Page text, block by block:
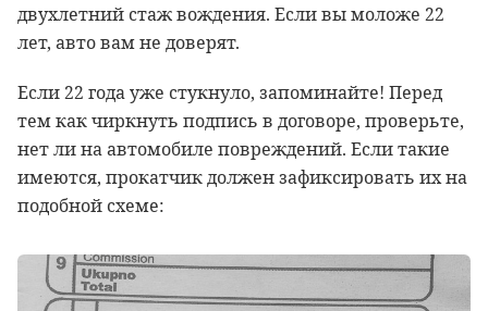
двухлетний стаж вождения. Если вы моложе 22
лет, авто вам не доверят.
Если 22 года уже стукнуло, запоминайте! Перед
тем как чиркнуть подпись в договоре, проверьте,
нет ли на автомобиле повреждений. Если такие
имеются, прокатчик должен зафиксировать их на
подобной схеме: